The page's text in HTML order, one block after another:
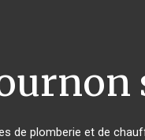
de plomberie et de